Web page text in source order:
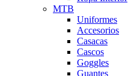
MTB
Uniformes
Accesorios
Casacas
Cascos
Goggles
Guantes